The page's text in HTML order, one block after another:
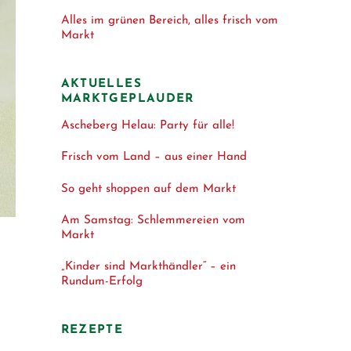
Alles im grünen Bereich, alles frisch vom
Markt
AKTUELLES
MARKTGEPLAUDER
Ascheberg Helau: Party für alle!
Frisch vom Land – aus einer Hand
So geht shoppen auf dem Markt
Am Samstag: Schlemmereien vom
Markt
„Kinder sind Markthändler“ – ein
Rundum-Erfolg
REZEPTE